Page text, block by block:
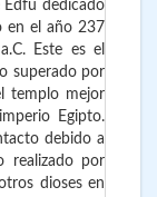
Edfu dedicado
en el año 237
Este es el
superado por
templo mejor
Egipto.
debido a
realizado por
dioses en